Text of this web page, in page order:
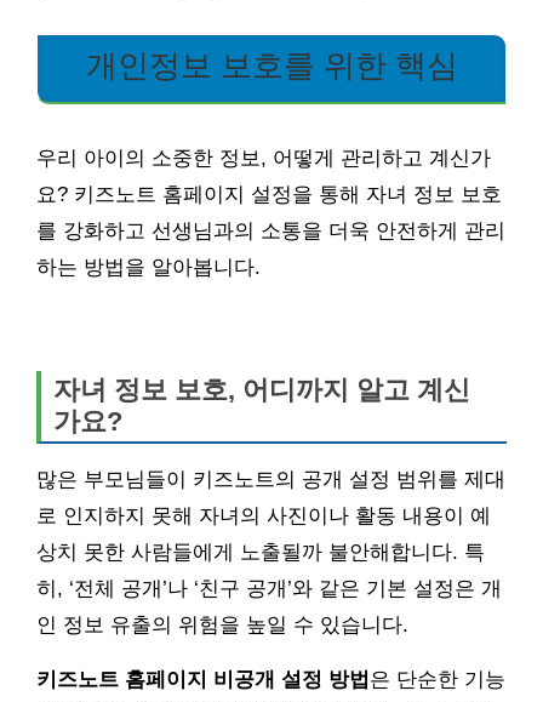
개인정보 보호를 위한 핵심
우리 아이의 소중한 정보, 어떻게 관리하고 계신가
요? 키즈노트 홈페이지 설정을 통해 자녀 정보 보호
를 강화하고 선생님과의 소통을 더욱 안전하게 관리
하는 방법을 알아봅니다.
자녀 정보 보호, 어디까지 알고 계신
가요?
많은 부모님들이 키즈노트의 공개 설정 범위를 제대
로 인지하지 못해 자녀의 사진이나 활동 내용이 예
상치 못한 사람들에게 노출될까 불안해합니다. 특
히, ‘전체 공개’나 ‘친구 공개’와 같은 기본 설정은 개
인 정보 유출의 위험을 높일 수 있습니다.
키즈노트 홈페이지 비공개 설정 방법 은 단순한 기능